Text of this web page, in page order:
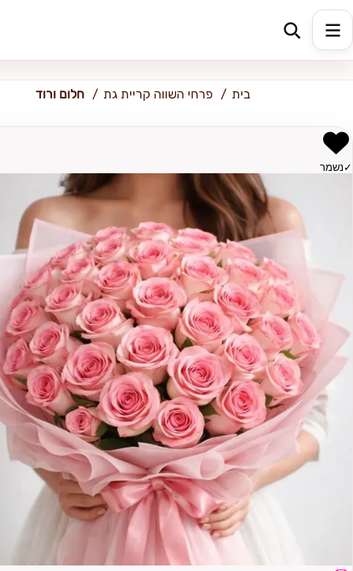
קריית גת
בית פרחי השווה קריית גת חלום ורוד
✓ נשמר